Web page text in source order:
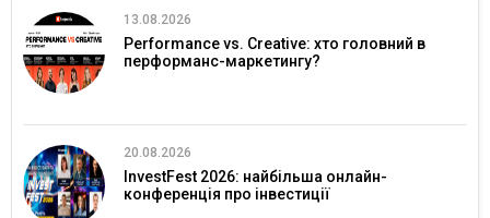
13.08.2026
Performance vs. Creative: хто головний в
перформанс-маркетингу?
20.08.2026
InvestFest 2026: найбільша онлайн-
конференція про інвестиції